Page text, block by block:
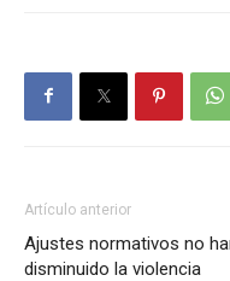
Artículo anterior
Ajustes normativos no
disminuido la violencia